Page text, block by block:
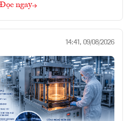
Đọc ngay
14:41, 09/08/2026